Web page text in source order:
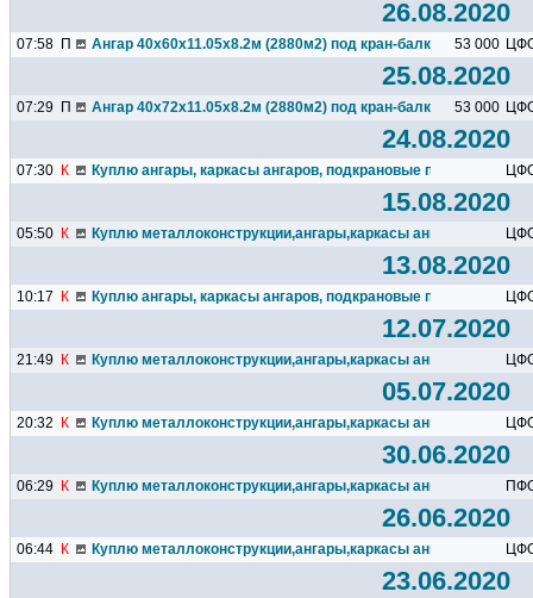
26.08.2020
07:58 П Ангар 40х60х11.05х8.2м (2880м2) под кран-балки г\п 5т ,под...
53 000
25.08.2020
07:29 П Ангар 40х72х11.05х8.2м (2880м2) под кран-балки г\п 5т ,под...
53 000
24.08.2020
07:30 К Куплю ангары, каркасы ангаров, подкрановые пути, кран-
15.08.2020
05:50 К Куплю металлоконструкции,ангары,каркасы
13.08.2020
10:17 К Куплю ангары, каркасы ангаров, подкрановые пути, кран-
12.07.2020
21:49 К Куплю металлоконструкции,ангары,каркасы
05.07.2020
20:32 К Куплю металлоконструкции,ангары,каркасы
30.06.2020
06:29 К Куплю металлоконструкции,ангары,каркасы
26.06.2020
06:44 К Куплю металлоконструкции,ангары,каркасы
23.06.2020